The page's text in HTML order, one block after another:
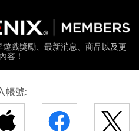
戲獎勵、最新消息、商品以及更
容！
帳號: